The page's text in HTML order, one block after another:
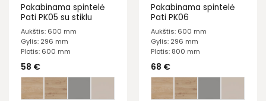
Pakabinama spintelė
Pati PK05 su stiklu
Aukštis: 600 mm
Gylis: 296 mm
Plotis: 600 mm
58 €
Pakabinama spintelė
Pati PK06
Aukštis: 600 mm
Gylis: 296 mm
Plotis: 800 mm
68 €